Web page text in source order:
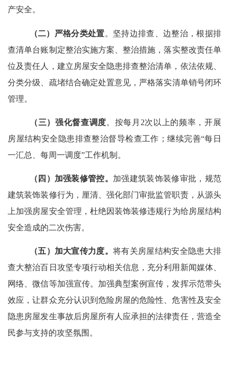
产安全。
（二）严格分类处置。坚持边排查、边整治，根据排
查清单台账制定整治实施方案、整治措施，落实整改责任单
位及责任人，建立房屋安全隐患排查整治清单，依法依规、
分类分级、疏堵结合确定处置意见， 严格落实清单销号闭环
管理。
（三）强化督查调度。按每月2次以上的频率，开展
房屋结构安全隐患排查整治督导检查工作 ； 继续完善“每日
一汇总、每周一调度”工作机制。
（ 四 ）加强装修管控。 加强建筑装饰装修审批，规范
建筑装饰装修行为，厘清、强化部门审批监管职责，从源头
上加强房屋安全管理，杜绝因装饰装修违规行为给房屋结构
安全造成的二次伤害。
（五）加大宣传力度。将有关房屋结构安全隐患大排
查大整治百日攻坚专项行动相关信息，充分利用新闻媒体、
网络、微信等加强宣传。加强典型案例宣传，发挥示范带头
效应，让群众充分认识到危险房屋的危险性、危害性及安全
隐患房屋发生事故后房屋所有人应承担的法律责任，营造全
民参与支持的攻坚氛围 。